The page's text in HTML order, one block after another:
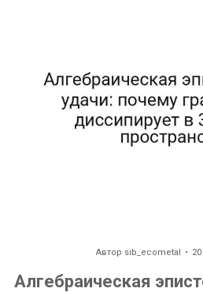
Автор sib_ecometal
Алгебраическая